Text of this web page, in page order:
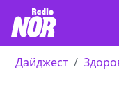
Дайджест